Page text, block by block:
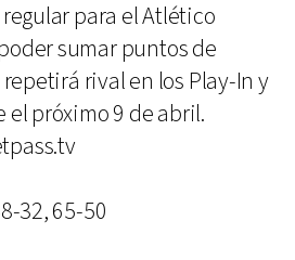
para el Atlético
sumar puntos de
rival en los Play-In y
el próximo 9 de abril.
32, 65-50